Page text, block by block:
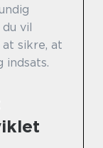
vil
sikre, at
indsats.